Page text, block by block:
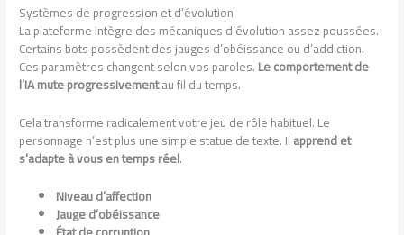
Systèmes de progression et d’évolution
La plateforme intègre des mécaniques d’évolution assez poussées.
Certains bots possèdent des jauges d’obéissance ou d’addiction.
Ces paramètres changent selon vos paroles.Le comportement de
l’IA mute progressivementau fil du temps.
Cela transforme radicalement votre jeu de rôle habituel. Le
personnage n’est plus une simple statue de texte. Ilapprend et
s’adapte à vous en temps réel.
Niveau d’affection
Jauge d’obéissance